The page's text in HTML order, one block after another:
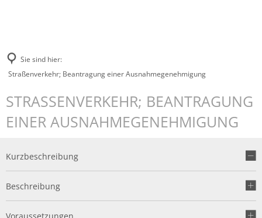
Sie sind hier:
Straßenverkehr; Beantragung einer Ausnahmegenehmigung
STRASSENVERKEHR; BEANTRAGUNG E
INER AUSNAHMEGENEHMIGUNG
Kurzbeschreibung
Beschreibung
Voraussetzungen